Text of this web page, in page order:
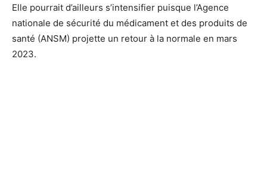
Elle pourrait d’ailleurs s’intensifier puisque l’Agence
nationale de sécurité du médicament et des produits de
santé (ANSM) projette un retour à la normale en mars
2023.